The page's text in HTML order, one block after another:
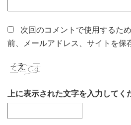
次回のコメントで使用するた
前、メールアドレス、サイトを保
上に表示された文字を入力してく